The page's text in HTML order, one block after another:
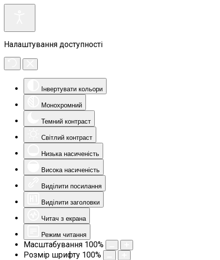
Налаштування доступності
Інвертувати кольори
Монохромний
Темний контраст
Світлий контраст
Низька насиченість
Висока насиченість
Виділити посилання
Виділити заголовки
Читач з екрана
Режим читання
Масштабування 100%
Розмір шрифту 100%